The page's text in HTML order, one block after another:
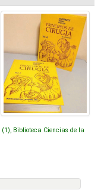
] (1), Biblioteca Ciencias de la